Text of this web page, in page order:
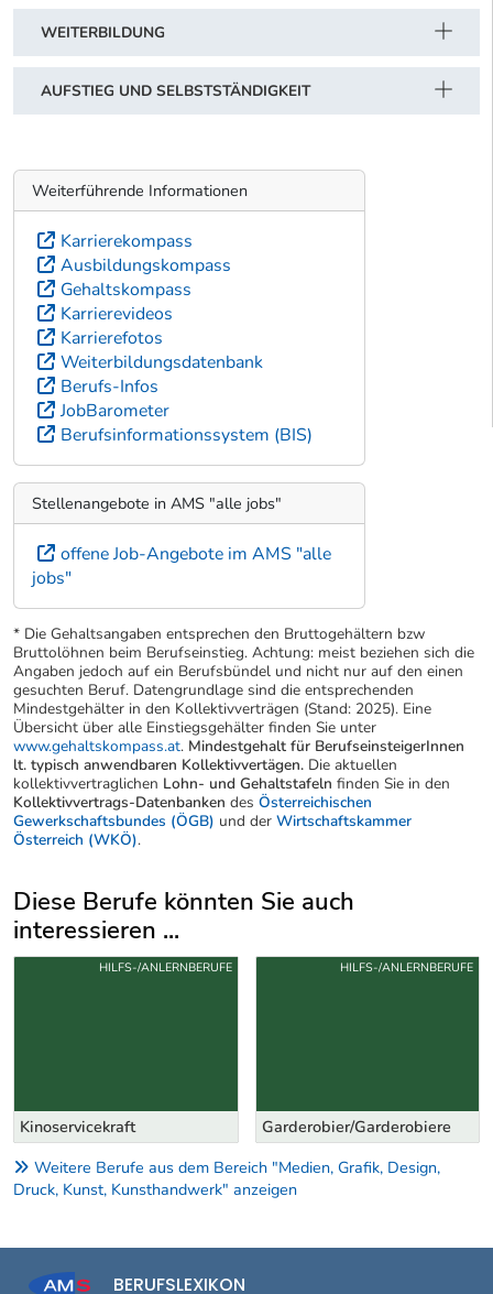
WEITERBILDUNG
AUFSTIEG UND SELBSTSTÄNDIGKEIT
Weiterführende Informationen
Karrierekompass
Ausbildungskompass
Gehaltskompass
Karrierevideos
Karrierefotos
Weiterbildungsdatenbank
Berufs-Infos
JobBarometer
Berufsinformationssystem (BIS)
Stellenangebote in AMS "alle jobs"
offene Job-Angebote im AMS "alle
jobs"
* Die Gehaltsangaben entsprechen den Bruttogehältern bzw
Bruttolöhnen beim Berufseinstieg. Achtung: meist beziehen sich die
Angaben jedoch auf ein Berufsbündel und nicht nur auf den einen
gesuchten Beruf. Datengrundlage sind die entsprechenden
Mindestgehälter in den Kollektivverträgen (Stand: 2025). Eine
Übersicht über alle Einstiegsgehälter finden Sie unter
www.gehaltskompass.at. Mindestgehalt für BerufseinsteigerInnen
lt. typisch anwendbaren Kollektivvertägen. Die aktuellen
kollektivvertraglichen Lohn- und Gehaltstafeln finden Sie in den
Kollektivvertrags-Datenbanken des Österreichischen
Gewerkschaftsbundes (ÖGB) und der Wirtschaftskammer
Österreich (WKÖ).
Diese Berufe könnten Sie auch
interessieren ...
Uber weitere Berufsvorschläge
Kinoservicekraft
HILFS-/ANLERNBERUFE
Garderobier/Garderobiere
HILFS-/ANLERNBERUFE
Weitere Berufe aus dem Bereich "Medien, Grafik, Design,
Druck, Kunst, Kunsthandwerk" anzeigen
BERUFSLEXIKON